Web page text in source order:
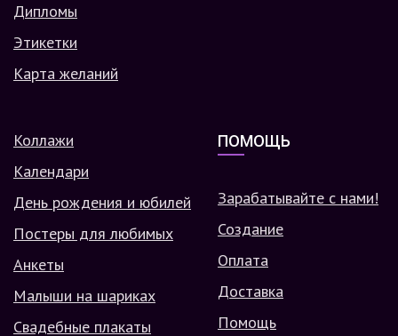
Дипломы
Этикетки
Карта желаний
Коллажи
Календари
День рождения и юбилей
Постеры для любимых
Анкеты
Малыши на шариках
Свадебные плакаты
ПОМОЩЬ
Зарабатывайте с нами!
Создание
Оплата
Доставка
Помощь